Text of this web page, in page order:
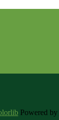
Powered by